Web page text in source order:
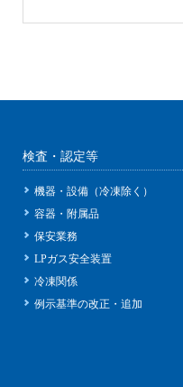
検査・認定等
機器・設備（冷凍除く）
容器・附属品
保安業務
LPガス安全装置
冷凍関係
例示基準の改正・追加